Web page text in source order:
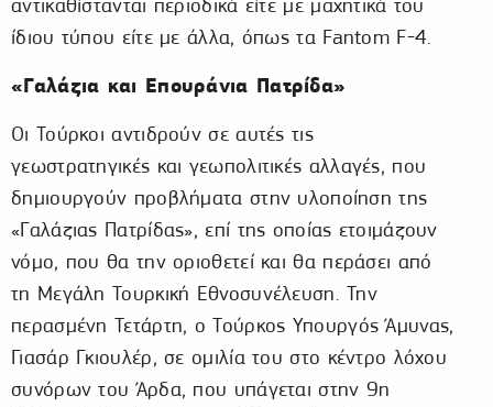
αντικαθίστανται περιοδικά είτε με μαχητικά του
ίδιου τύπου είτε με άλλα, όπως τα Fantom F-4.
«Γαλάζια και Επουράνια Πατρίδα»
Οι Τούρκοι αντιδρούν σε αυτές τις
γεωστρατηγικές και γεωπολιτικές αλλαγές, που
δημιουργούν προβλήματα στην υλοποίηση της
«Γαλάζιας Πατρίδας», επί της οποίας ετοιμάζουν
νόμο, που θα την οριοθετεί και θα περάσει από
τη Μεγάλη Τουρκική Εθνοσυνέλευση. Την
περασμένη Τετάρτη, ο Τούρκος Υπουργός Άμυνας,
Γιασάρ Γκιουλέρ, σε ομιλία του στο κέντρο λόχου
συνόρων του Άρδα, που υπάγεται στην 9η